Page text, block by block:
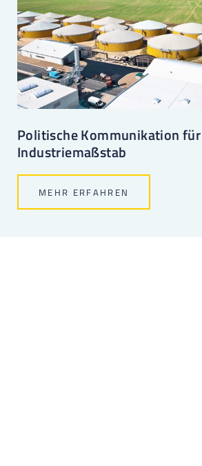
Politische Kommunikation
Industriemaßstab
MEHR ERFAHREN